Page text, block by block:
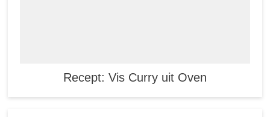
Recept: Vis Curry uit Oven